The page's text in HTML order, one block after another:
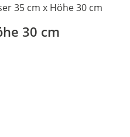
35 cm x Höhe 30 cm
30 cm